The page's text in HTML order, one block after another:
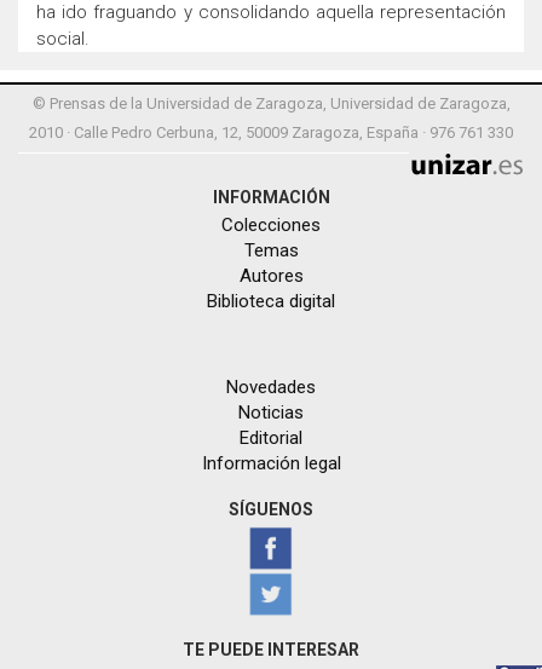
ha ido fraguando y consolidando aquella representación
social.
© Prensas de la Universidad de Zaragoza, Universidad de Zaragoza,
2010 · Calle Pedro Cerbuna, 12, 50009 Zaragoza, España · 976 761 330
INFORMACIÓN
Colecciones
Temas
Autores
Biblioteca digital
Novedades
Noticias
Editorial
Información legal
SÍGUENOS
TE PUEDE INTERESAR